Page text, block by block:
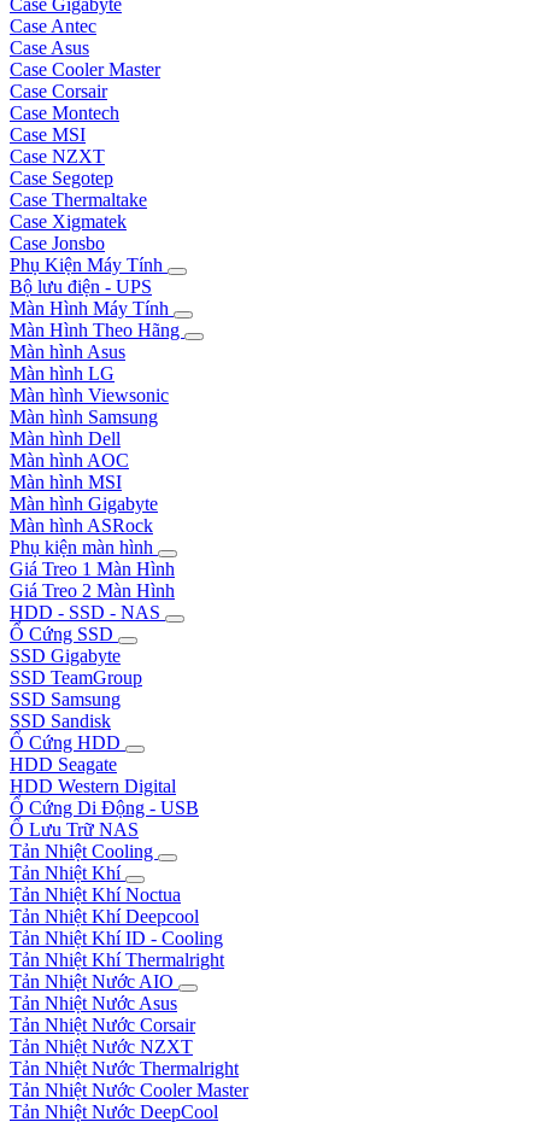
Case Antec
Case Asus
Case Cooler Master
Case Corsair
Case Montech
Case MSI
Case NZXT
Case Segotep
Case Thermaltake
Case Xigmatek
Case Jonsbo
Phụ Kiện Máy Tính
Bộ lưu điện - UPS
Màn Hình Máy Tính
Màn Hình Theo Hãng
Màn hình Asus
Màn hình LG
Màn hình Viewsonic
Màn hình Samsung
Màn hình Dell
Màn hình AOC
Màn hình MSI
Màn hình Gigabyte
Màn hình ASRock
Phụ kiện màn hình
Giá Treo 1 Màn Hình
Giá Treo 2 Màn Hình
HDD - SSD - NAS
Ổ Cứng SSD
SSD Gigabyte
SSD TeamGroup
SSD Samsung
SSD Sandisk
Ổ Cứng HDD
HDD Seagate
HDD Western Digital
Ổ Cứng Di Động - USB
Ổ Lưu Trữ NAS
Tản Nhiệt Cooling
Tản Nhiệt Khí
Tản Nhiệt Khí Noctua
Tản Nhiệt Khí Deepcool
Tản Nhiệt Khí ID - Cooling
Tản Nhiệt Khí Thermalright
Tản Nhiệt Nước AIO
Tản Nhiệt Nước Asus
Tản Nhiệt Nước Corsair
Tản Nhiệt Nước NZXT
Tản Nhiệt Nước Thermalright
Tản Nhiệt Nước Cooler Master
Tản Nhiệt Nước DeepCool